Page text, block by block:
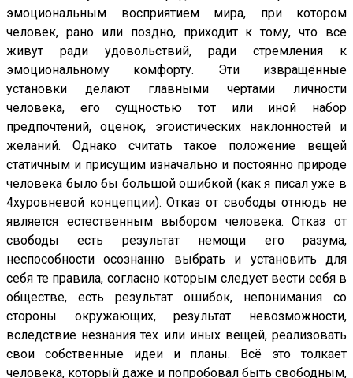
эмоциональным восприятием мира, при котором
человек, рано или поздно, приходит к тому, что все
живут ради удовольствий, ради стремления к
эмоциональному комфорту. Эти извращённые
установки делают главными чертами личности
человека, его сущностью тот или иной набор
предпочтений, оценок, эгоистических наклонностей и
желаний. Однако считать такое положение вещей
статичным и присущим изначально и постоянно природе
человека было бы большой ошибкой (как я писал уже в
4хуровневой концепции). Отказ от свободы отнюдь не
является естественным выбором человека. Отказ от
свободы есть результат немощи его разума,
неспособности осознанно выбрать и установить для
себя те правила, согласно которым следует вести себя в
обществе, есть результат ошибок, непонимания со
стороны окружающих, результат невозможности,
вследствие незнания тех или иных вещей, реализовать
свои собственные идеи и планы. Всё это толкает
человека, который даже и попробовал быть свободным,